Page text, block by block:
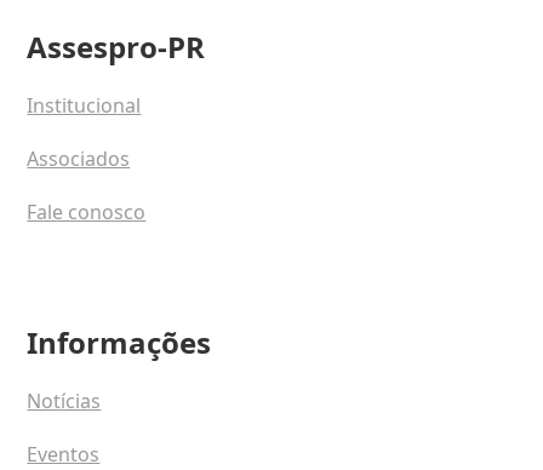
Assespro-PR
Institucional
Associados
Fale conosco
Informações
Notícias
Eventos